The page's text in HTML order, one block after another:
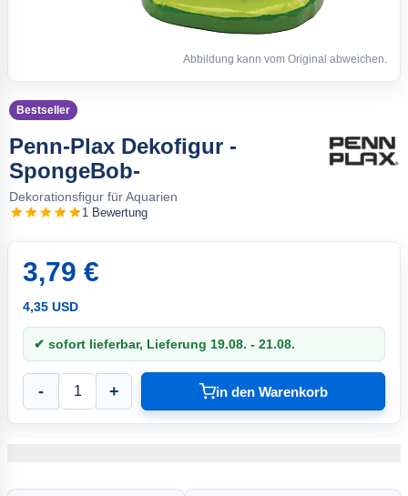
Abbildung kann vom Original abweichen.
Bestseller
Penn-Plax Dekofigur -
SpongeBob-
Dekorationsfigur für Aquarien
1 Bewertung
3,79 €
4,35 USD
✔ sofort lieferbar, Lieferung 19.08. - 21.08.
- + in den Warenkorb